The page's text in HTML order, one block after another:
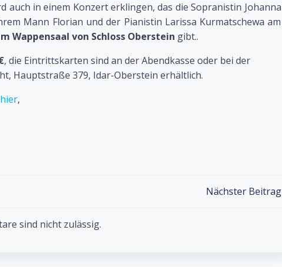
auch in einem Konzert erklingen, das die Sopranistin Johanna
Mann Florian und der Pianistin Larissa Kurmatschewa am
Wappensaal von Schloss Oberstein gibt..
, die Eintrittskarten sind an der Abendkasse oder bei der
Hauptstraße 379, Idar-Oberstein erhältlich.
hier,
navigation
Nächster Beitrag
sind nicht zulässig.